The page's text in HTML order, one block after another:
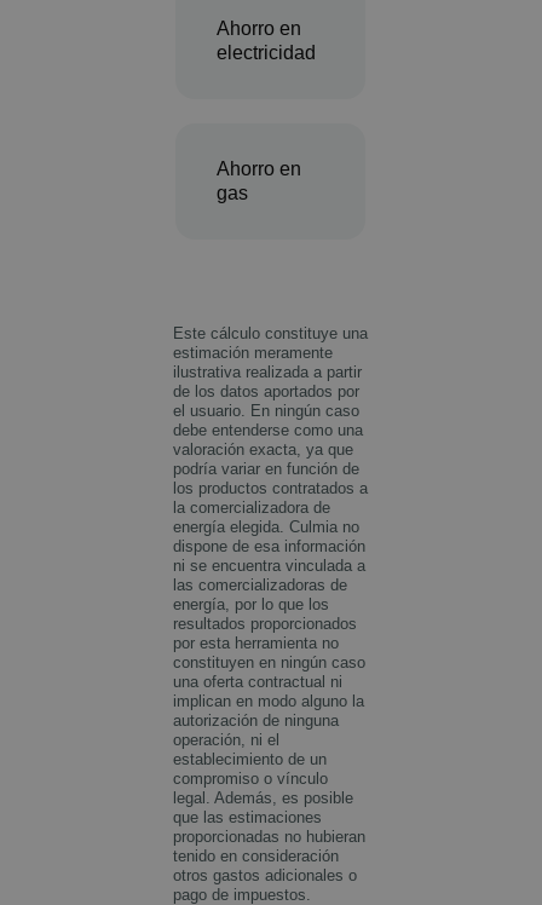
Ahorro en
electricidad
Ahorro en
gas
Este cálculo constituye una
estimación meramente
ilustrativa realizada a partir
de los datos aportados por
el usuario. En ningún caso
debe entenderse como una
valoración exacta, ya que
podría variar en función de
los productos contratados a
la comercializadora de
energía elegida. Culmia no
dispone de esa información
ni se encuentra vinculada a
las comercializadoras de
energía, por lo que los
resultados proporcionados
por esta herramienta no
constituyen en ningún caso
una oferta contractual ni
implican en modo alguno la
autorización de ninguna
operación, ni el
establecimiento de un
compromiso o vínculo
legal. Además, es posible
que las estimaciones
proporcionadas no hubieran
tenido en consideración
otros gastos adicionales o
pago de impuestos.